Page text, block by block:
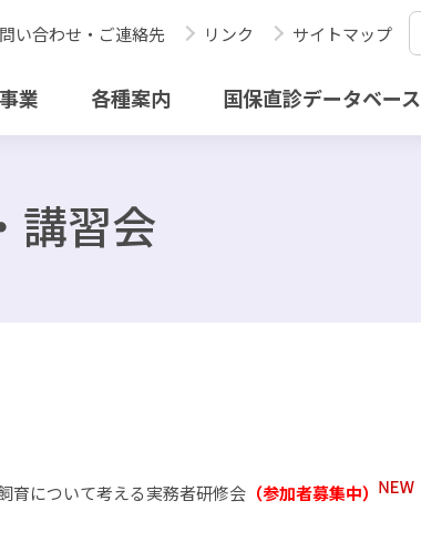
い合わせ・ご連絡先 リンク サイトマップ
業 各種案内 国保直診データベース
講習会
育について考える実務者研修会 （参加者募集中）